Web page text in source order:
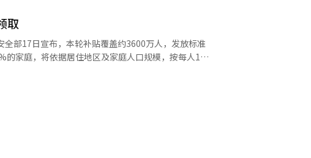
现实生活中儿童
条件，而成人则更重视观念层面的改善。
显增加。业内认为，这意味着韩国免税市场正在摆脱
的“质量型增长”阶段。 韩国免税店也开始
近期重新出现排队景象，现场除中国游客外，还能看
示，今年第一季度乐天免税店中国自由行游客销售额
取
部17日宣布，本轮补贴覆盖约3600万人，发放标准
韩国政府自上月27日起已启动首轮高油价补贴发放。